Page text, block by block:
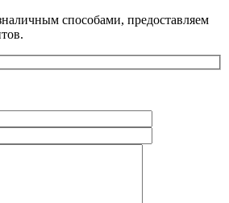
способами, предоставляем